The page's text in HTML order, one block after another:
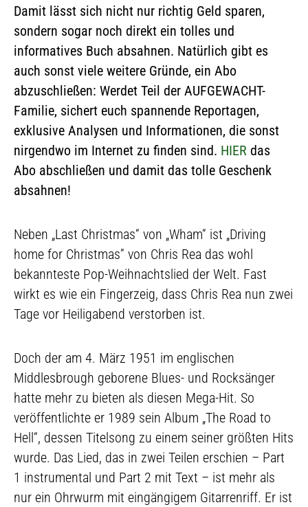
Damit lässt sich nicht nur richtig Geld sparen,
sondern sogar noch direkt ein tolles und
informatives Buch absahnen. Natürlich gibt es
auch sonst viele weitere Gründe, ein Abo
abzuschließen: Werdet Teil der AUFGEWACHT-
Familie, sichert euch spannende Reportagen,
exklusive Analysen und Informationen, die sonst
nirgendwo im Internet zu finden sind. HIER das
Abo abschließen und damit das tolle Geschenk
absahnen!
Neben „Last Christmas“ von „Wham“ ist „Driving
home for Christmas” von Chris Rea das wohl
bekannteste Pop-Weihnachtslied der Welt. Fast
wirkt es wie ein Fingerzeig, dass Chris Rea nun zwei
Tage vor Heiligabend verstorben ist.
Doch der am 4. März 1951 im englischen
Middlesbrough geborene Blues- und Rocksänger
hatte mehr zu bieten als diesen Mega-Hit. So
veröffentlichte er 1989 sein Album „The Road to
Hell“, dessen Titelsong zu einem seiner größten Hits
wurde. Das Lied, das in zwei Teilen erschien – Part
1 instrumental und Part 2 mit Text – ist mehr als
nur ein Ohrwurm mit eingängigem Gitarrenriff. Er ist